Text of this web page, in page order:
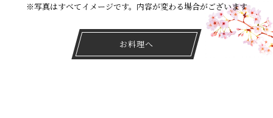
※写真はすべてイメージです。内容が変わる場合がございます
お料理へ